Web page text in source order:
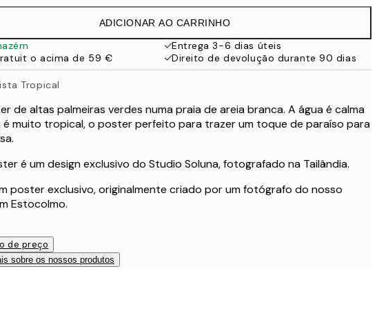
38 €
54,45 €
ADICIONAR AO CARRINHO
Entrega 3-6 dias úteis
o acima de 59 €
Direito de devolução durante 90 dias
Tropical
de altas palmeiras verdes numa praia de areia branca. A água é calma
é muito tropical, o poster perfeito para trazer um toque de paraíso para
é um design exclusivo do Studio Soluna, fotografado na Tailândia.
poster exclusivo, originalmente criado por um fotógrafo do nosso
Estocolmo.
de preço
sobre os nossos produtos